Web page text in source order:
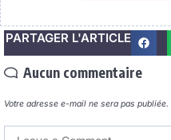
PARTAGER L'ARTICLE
Aucun commentaire
Votre adresse e-mail ne sera pas publiée.